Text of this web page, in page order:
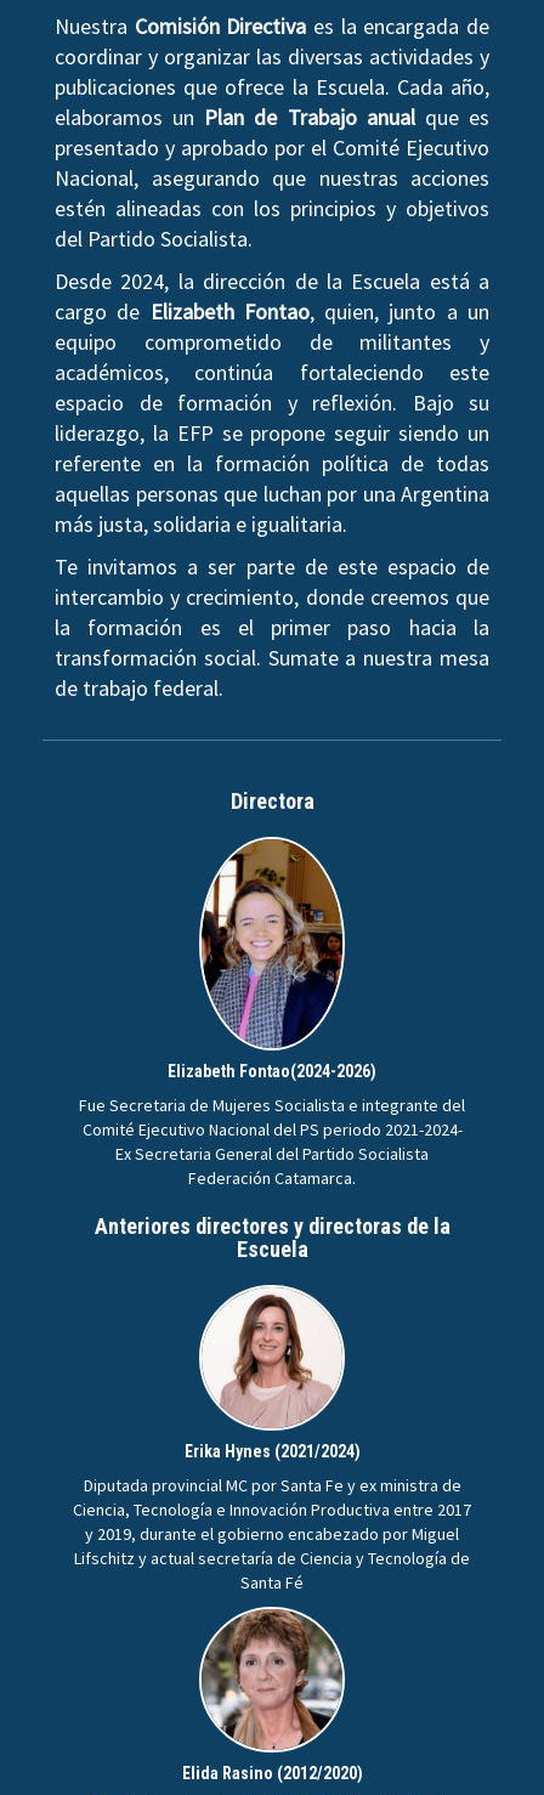
Nuestra Comisión Directiva es la encargada de
coordinar y organizar las diversas actividades y
publicaciones que ofrece la Escuela. Cada año,
elaboramos un Plan de Trabajo anualque es
presentado y aprobado por el Comité Ejecutivo
Nacional, asegurando que nuestras acciones
estén alineadas con los principios y objetivos
del Partido Socialista.
Desde 2024, la dirección de la Escuela está a
cargo de Elizabeth Fontao, quien, junto a un
equipo comprometido de militantes y
académicos, continúa fortaleciendo este
espacio de formación y reflexión. Bajo su
liderazgo, la EFP se propone seguir siendo un
referente en la formación política de todas
aquellas personas que luchan por una Argentina
más justa, solidaria e igualitaria.
Te invitamos a ser parte de este espacio de
intercambio y crecimiento, donde creemos que
la formación es el primer paso hacia la
transformación social. Sumate a nuestra mesa
de trabajo federal.
Directora
Elizabeth Fontao(2024-2026)
Fue Secretaria de Mujeres Socialista e integrante del
Comité Ejecutivo Nacional del PS periodo 2021-2024-
Ex Secretaria General del Partido Socialista
Federación Catamarca.
Anteriores directores y directoras de la
Escuela
Erika Hynes (2021/2024)
Diputada provincial MC por Santa Fe y ex ministra de
Ciencia, Tecnología e Innovación Productiva entre 2017
y 2019, durante el gobierno encabezado por Miguel
Lifschitz y actual secretaría de Ciencia y Tecnología de
Santa Fé
Elida Rasino (2012/2020)